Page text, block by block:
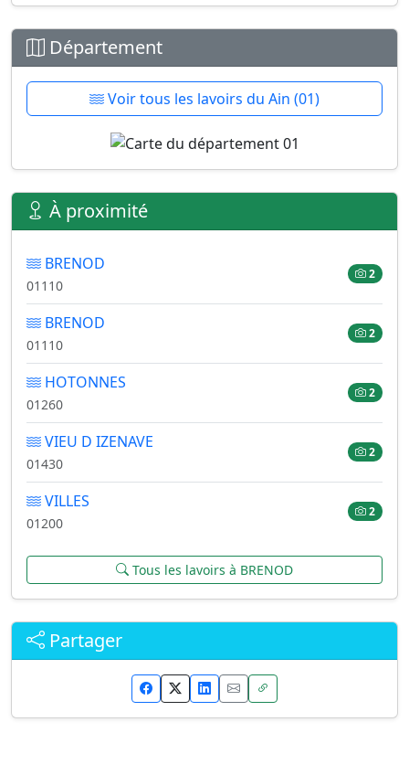
Département
Voir tous les lavoirs du Ain (01)
À proximité
BRENOD
01110
2
BRENOD
01110
2
HOTONNES
01260
2
VIEU D IZENAVE
01430
2
VILLES
01200
2
Tous les lavoirs à BRENOD
Partager